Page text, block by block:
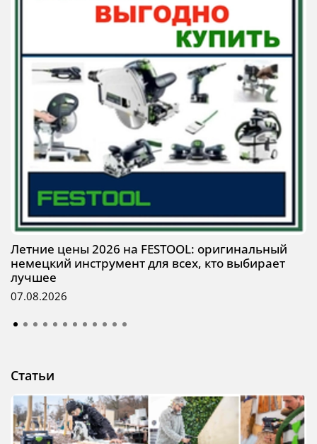
Летние цены 2026 на FESTOOL: оригинальный
немецкий инструмент для всех, кто выбирает
лучшее
07.08.2026
Статьи